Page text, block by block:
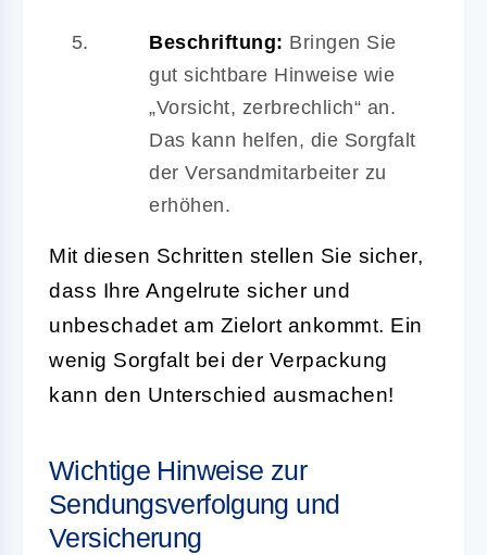
Beschriftung: Bringen Sie
gut sichtbare Hinweise wie
„Vorsicht, zerbrechlich“ an.
Das kann helfen, die Sorgfalt
der Versandmitarbeiter zu
erhöhen.
Mit diesen Schritten stellen Sie sicher,
dass Ihre Angelrute sicher und
unbeschadet am Zielort ankommt. Ein
wenig Sorgfalt bei der Verpackung
kann den Unterschied ausmachen!
Wichtige Hinweise zur
Sendungsverfolgung und
Versicherung